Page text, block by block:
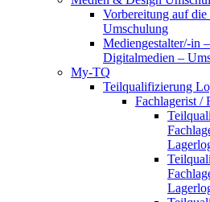
Vorbereitung auf die
Umschulung
Mediengestalter/-in
Digitalmedien –
My-TQ
Teilqualifizierung
Fachlagerist /